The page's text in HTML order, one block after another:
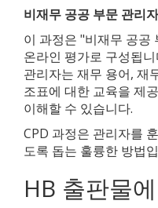
비재무 공공 부문 관리
이 과정은 "비재무 공공
온라인 평가로 구성됩
관리자는 재무 용어, 재
조표에 대한 교육을 제
이해할 수 있습니다.
CPD 과정은 관리자를
도록 돕는 훌륭한 방법
HB 출판물